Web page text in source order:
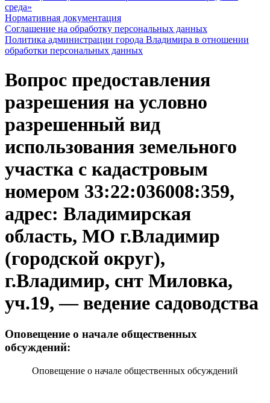
среда»
Нормативная документация
Соглашение на обработку персональных данных
Политика администрации города Владимира в отношении
обработки персональных данных
Вопрос предоставления
разрешения на условно
разрешенный вид
использования земельного
участка с кадастровым
номером 33:22:036008:359,
адрес: Владимирская
область, МО г.Владимир
(городской округ),
г.Владимир, снт Миловка,
уч.19, — ведение садоводства
Оповещение о начале общественных
обсуждений:
Оповещение о начале общественных обсуждений